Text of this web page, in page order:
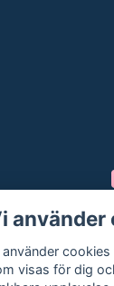
använder
använder
visas för dig